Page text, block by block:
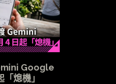
Google
熄機」